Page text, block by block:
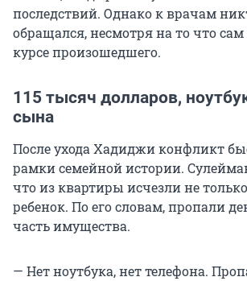
последствий. Однако к врачам
обращался, несмотря на то что
курсе произошедшего.
115 тысяч долларов,
сына
После ухода Хадиджи конфликт
рамки семейной истории.
что из квартиры исчезли не
ребенок. По его словам, пропали
часть имущества.
— Нет ноутбука, нет телефона.